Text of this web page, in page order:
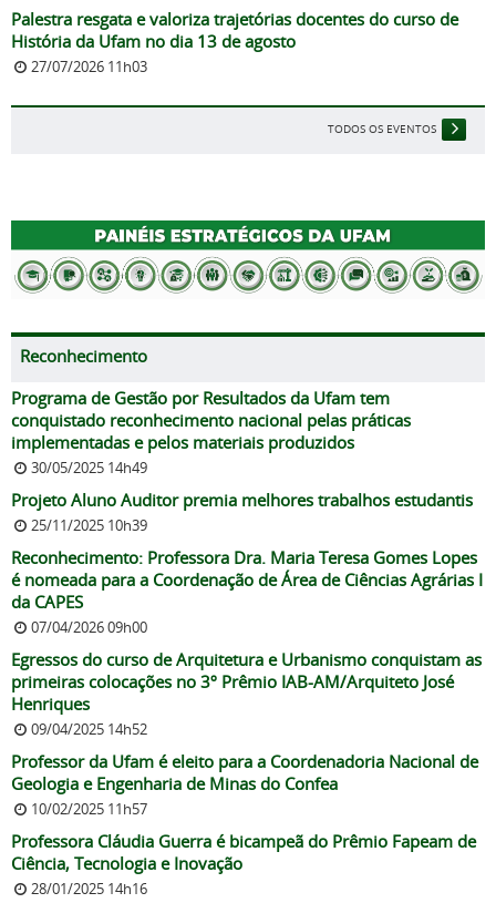
Palestra resgata e valoriza trajetórias docentes do curso de
História da Ufam no dia 13 de agosto
27/07/2026 11h03
TODOS OS EVENTOS
Reconhecimento
Programa de Gestão por Resultados da Ufam tem
conquistado reconhecimento nacional pelas práticas
implementadas e pelos materiais produzidos
30/05/2025 14h49
Projeto Aluno Auditor premia melhores trabalhos estudantis
25/11/2025 10h39
Reconhecimento: Professora Dra. Maria Teresa Gomes Lopes
é nomeada para a Coordenação de Área de Ciências Agrárias I
da CAPES
07/04/2026 09h00
Egressos do curso de Arquitetura e Urbanismo conquistam as
primeiras colocações no 3º Prêmio IAB-AM/Arquiteto José
Henriques
09/04/2025 14h52
Professor da Ufam é eleito para a Coordenadoria Nacional de
Geologia e Engenharia de Minas do Confea
10/02/2025 11h57
Professora Cláudia Guerra é bicampeã do Prêmio Fapeam de
Ciência, Tecnologia e Inovação
28/01/2025 14h16